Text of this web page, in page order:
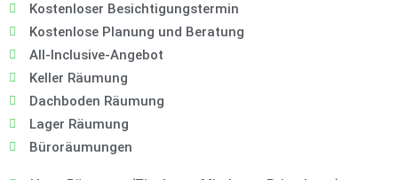
Kostenloser Besichtigungstermin
Kostenlose Planung und Beratung
All-Inclusive-Angebot
Keller Räumung
Dachboden Räumung
Lager Räumung
Büroräumungen